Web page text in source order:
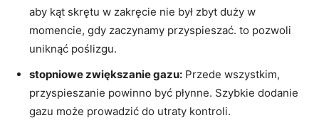
aby kąt skrętu w zakręcie nie był zbyt duży w
momencie, gdy zaczynamy przyspieszać. to pozwoli
uniknąć poślizgu.
stopniowe zwiększanie gazu: Przede wszystkim,
przyspieszanie powinno być płynne. Szybkie dodanie
gazu może prowadzić do utraty kontroli.